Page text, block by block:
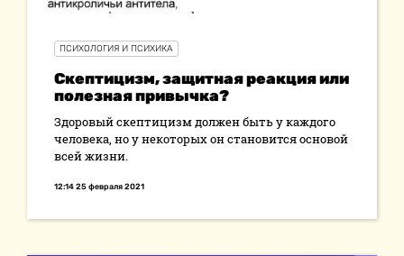
ПСИХОЛОГИЯ И ПСИХИКА
Скептицизм, защитная реакция или
полезная привычка?
Здоровый скептицизм должен быть у каждого
человека, но у некоторых он становится основой
всей жизни.
12:14 25 февраля 2021